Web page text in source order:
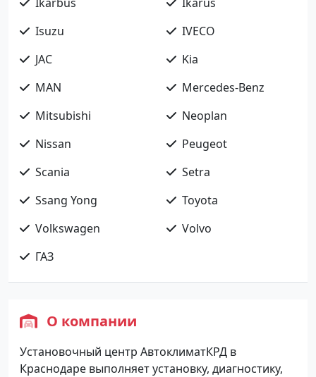
Isuzu
IVECO
JAC
Kia
MAN
Mercedes-Benz
Mitsubishi
Neoplan
Nissan
Peugeot
Scania
Setra
Ssang Yong
Toyota
Volkswagen
Volvo
ГАЗ
О компании
Установочный центр АвтоклиматКРД в
Крaснодаре выполняет установку, диагностику,